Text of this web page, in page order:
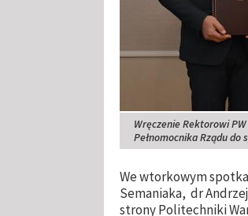
Wręczenie Rektorowi
Pełnomocnika Rządu
We wtorkowym
Semaniaka, dr
strony Politechniki